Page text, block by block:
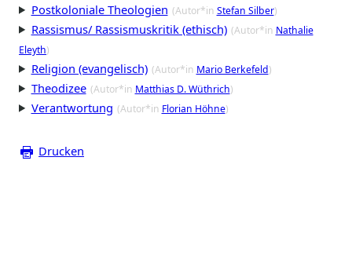
Postkoloniale Theologien (Autor*in Stefan Silber)
Rassismus/ Rassismuskritik (ethisch) (Autor*in Nathalie
Eleyth)
Religion (evangelisch) (Autor*in Mario Berkefeld)
Theodizee (Autor*in Matthias D. Wüthrich)
Verantwortung (Autor*in Florian Höhne)
Drucken